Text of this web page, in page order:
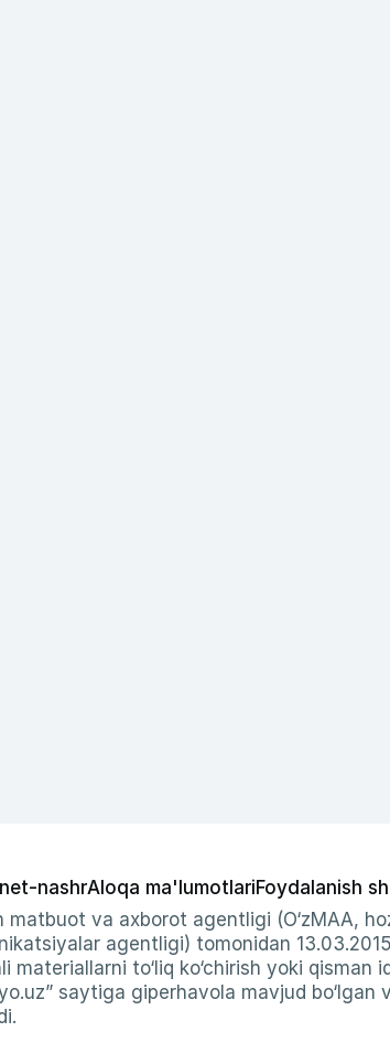
nashrAloqa ma'lumotlariFoydalanish
matbuot va axborot agentligi (O‘zMAA,
agentligi) tomonidan
materiallarni to‘liq ko‘chirish yoki
saytiga giperhavola mavjud